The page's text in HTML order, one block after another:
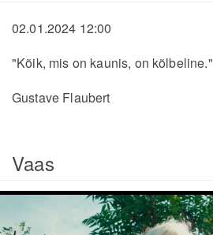
02.01.2024 12:00
"Kõik, mis on kaunis, on kõlbeline."
Gustave Flaubert
Vaas